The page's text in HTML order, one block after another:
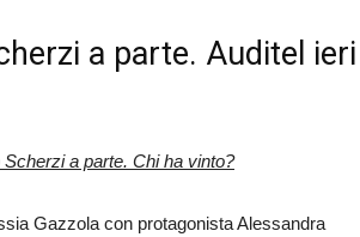
a parte. Auditel ieri
Scherzi a parte. Chi ha vinto?
Gazzola con protagonista Alessandra